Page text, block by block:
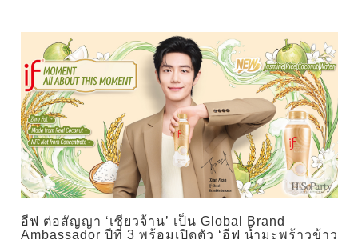
อีฟ ต่อสัญญา ‘เซียวจ้าน’ เป็น Global Brand
Ambassador ปีที่ 3 พร้อมเปิดตัว ‘อีฟ น้ำมะพร้าวข้าว